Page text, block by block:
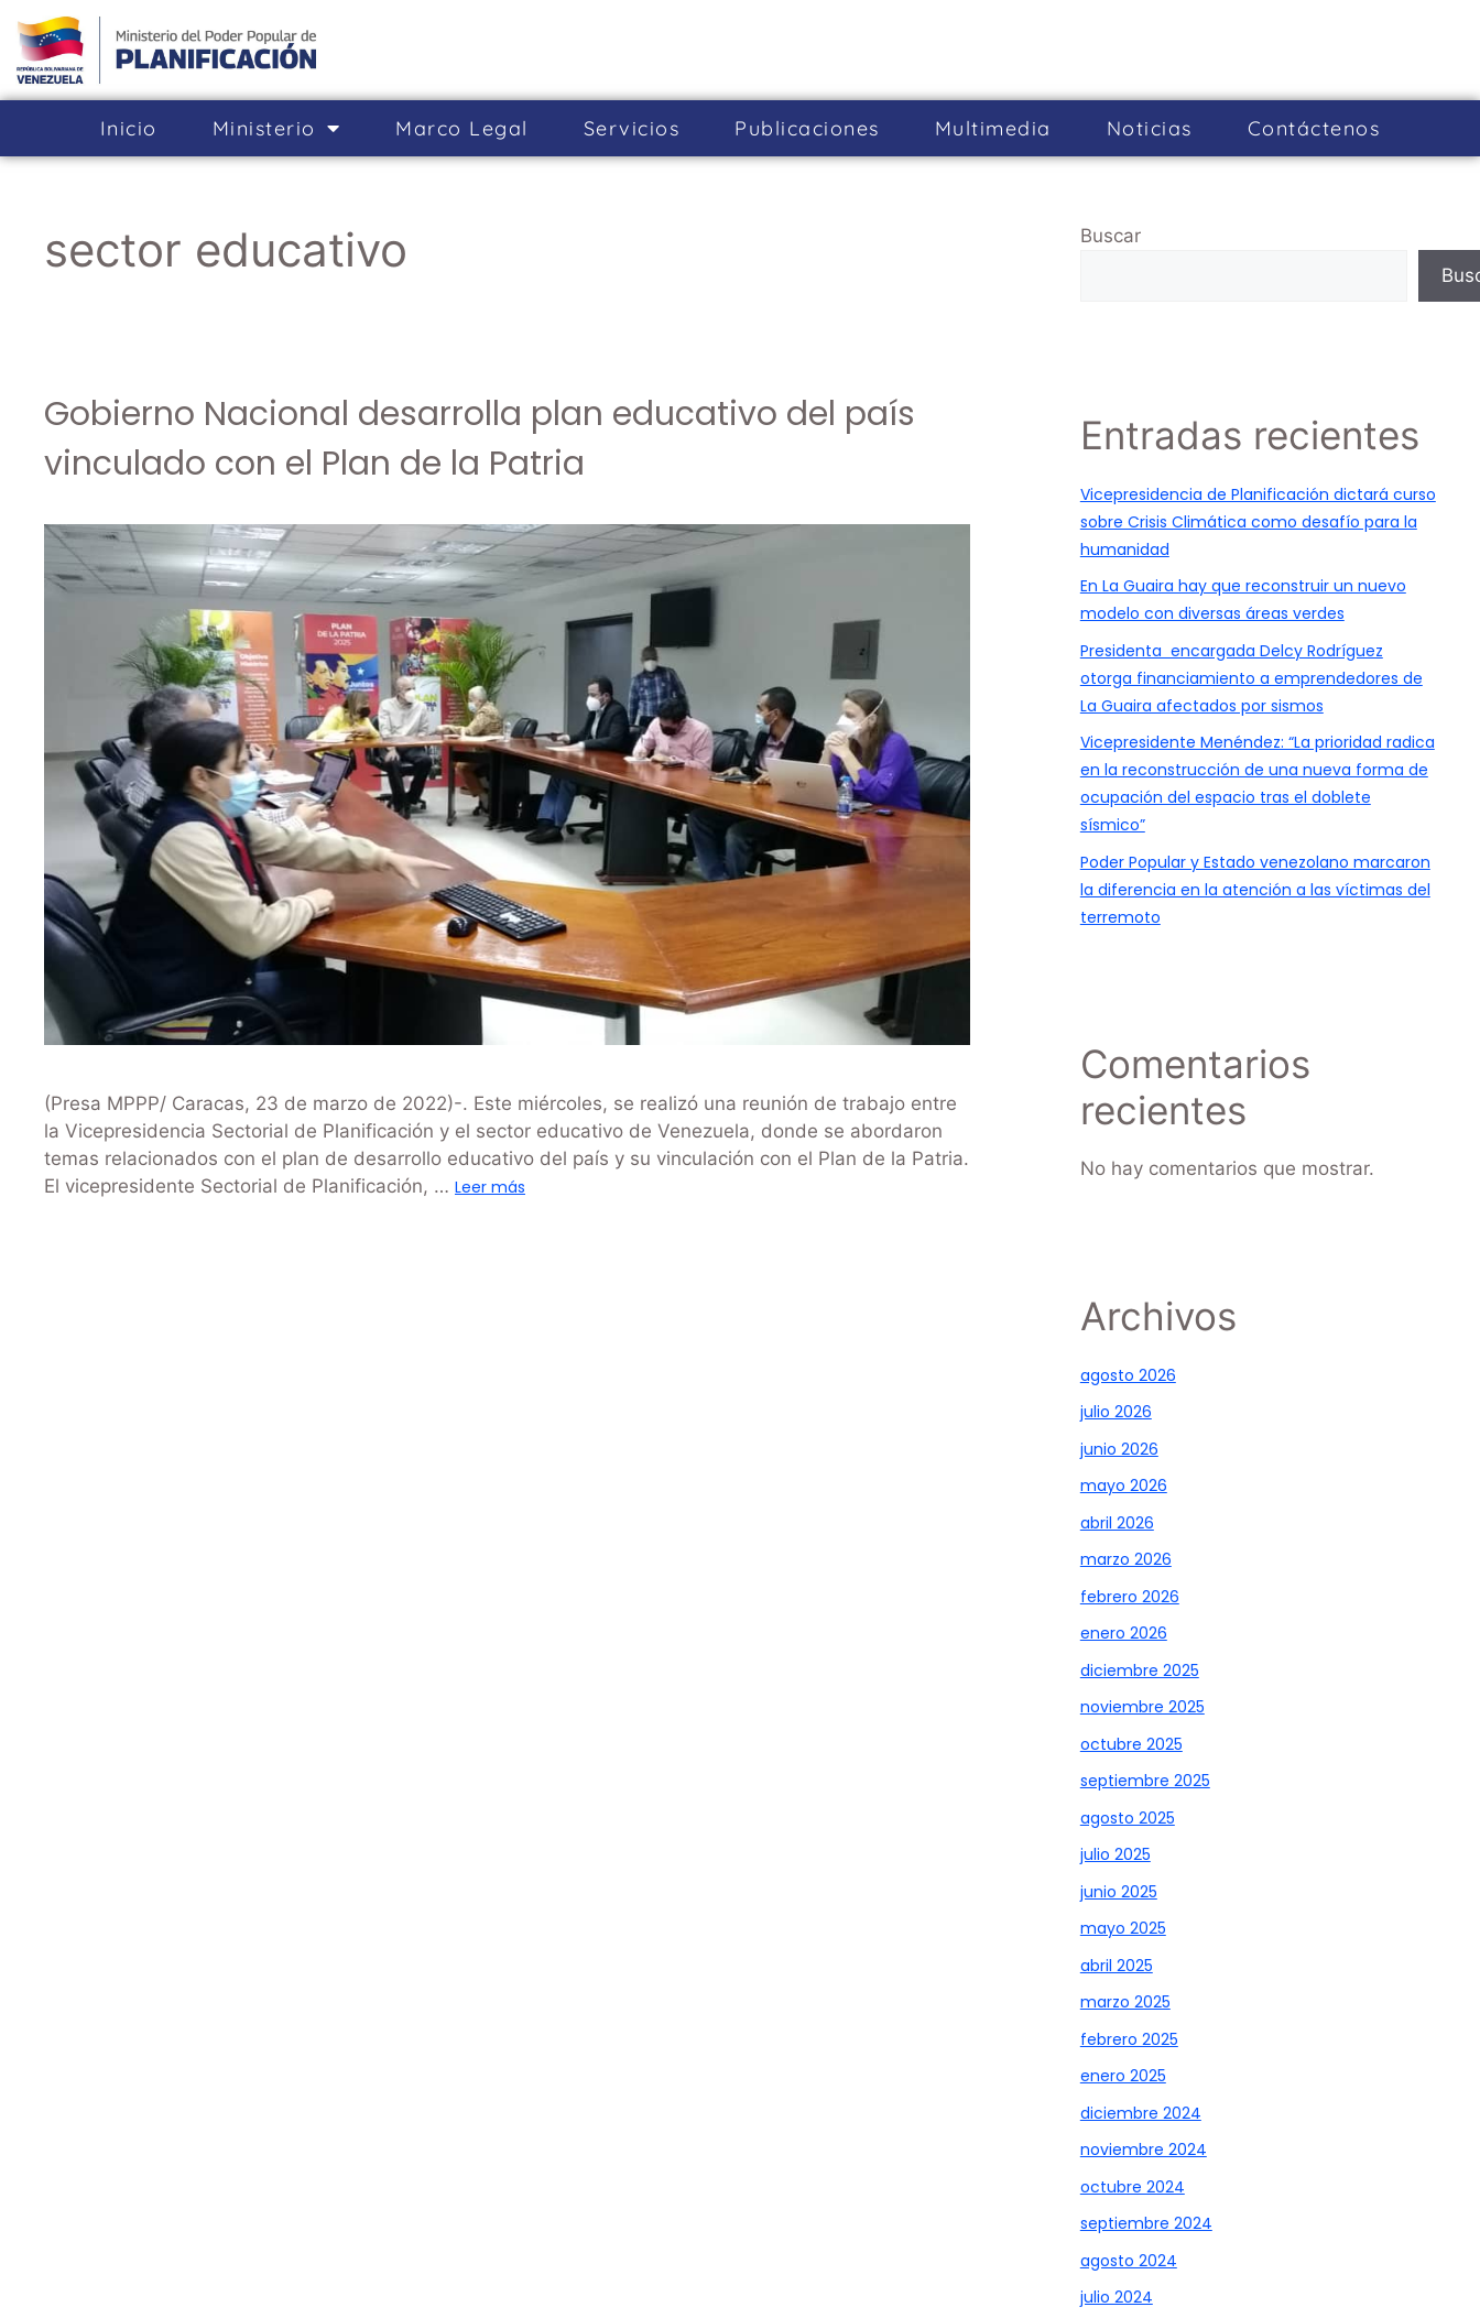
Inicio Ministerio Marco Legal Servicios Publicaciones Multimedia Noticias Cont­áctenos
sector educativo
Gobierno Nacional desarrolla plan educativo del país
vinculado con el Plan de la Patria
(Presa MPPP/ Caracas, 23 de marzo de 2022)-. Este miércoles, se realizó una reunión de trabajo entre
la Vicepresidencia Sectorial de Planificación y el sector educativo de Venezuela, donde se abordaron
temas relacionados con el plan de desarrollo educativo del país y su vinculación con el Plan de la Patria.
El vicepresidente Sectorial de Planificación, … Leer más
Buscar
Entradas recientes
Vicepresidencia de Planificación dictará curso
sobre Crisis Climática como desafío para la
humanidad
En La Guaira hay que reconstruir un nuevo
modelo con diversas áreas verdes
Presidenta encargada Delcy Rodríguez
otorga financiamiento a emprendedores de
La Guaira afectados por sismos
Vicepresidente Menéndez: “La prioridad radica
en la reconstrucción de una nueva forma de
ocupación del espacio tras el doblete
sísmico”
Poder Popular y Estado venezolano marcaron
la diferencia en la atención a las víctimas del
terremoto
Comentarios
recientes
No hay comentarios que mostrar.
Archivos
agosto 2026
julio 2026
junio 2026
mayo 2026
abril 2026
marzo 2026
febrero 2026
enero 2026
diciembre 2025
noviembre 2025
octubre 2025
septiembre 2025
agosto 2025
julio 2025
junio 2025
mayo 2025
abril 2025
marzo 2025
febrero 2025
enero 2025
diciembre 2024
noviembre 2024
octubre 2024
septiembre 2024
agosto 2024
julio 2024